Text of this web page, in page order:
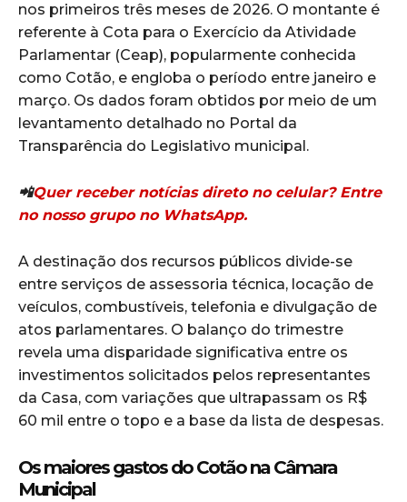
nos primeiros três meses de 2026. O montante é
referente à Cota para o Exercício da Atividade
Parlamentar (Ceap), popularmente conhecida
como Cotão, e engloba o período entre janeiro e
março. Os dados foram obtidos por meio de um
levantamento detalhado no Portal da
Transparência do Legislativo municipal.
📲Quer receber notícias direto no celular? Entre
no nosso grupo no WhatsApp.
A destinação dos recursos públicos divide-se
entre serviços de assessoria técnica, locação de
veículos, combustíveis, telefonia e divulgação de
atos parlamentares. O balanço do trimestre
revela uma disparidade significativa entre os
investimentos solicitados pelos representantes
da Casa, com variações que ultrapassam os R$
60 mil entre o topo e a base da lista de despesas.
Os maiores gastos do Cotão na Câmara
Municipal